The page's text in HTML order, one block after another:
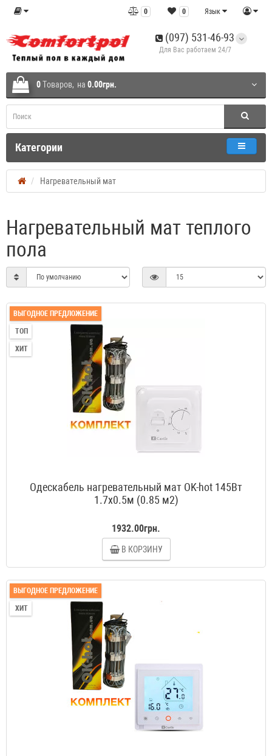
Язык
0
0
(097) 531-46-93
Для Вас работаем 24/7
0Tоваров, на 0.00грн.
Категории
Нагревательный мат
Нагревательный мат теплого
пола
ВЫГОДНОЕ ПРЕДЛОЖЕНИЕ
ТОП
ХИТ
Одескабель нагревательный мат OK-hot 145Вт
1.7x0.5м (0.85 м2)
1932.00грн.
В КОРЗИНУ
ВЫГОДНОЕ ПРЕДЛОЖЕНИЕ
ХИТ